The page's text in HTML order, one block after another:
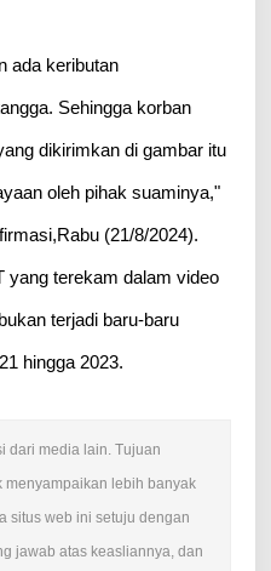
ada keributan
Sehingga korban
dikirimkan di gambar itu
oleh pihak suaminya,"
(21/8/2024).
yang terekam dalam video
terjadi baru-baru
hingga 2023.
dari media lain. Tujuan
menyampaikan lebih banyak
situs web ini setuju dengan
jawab atas keasliannya, dan